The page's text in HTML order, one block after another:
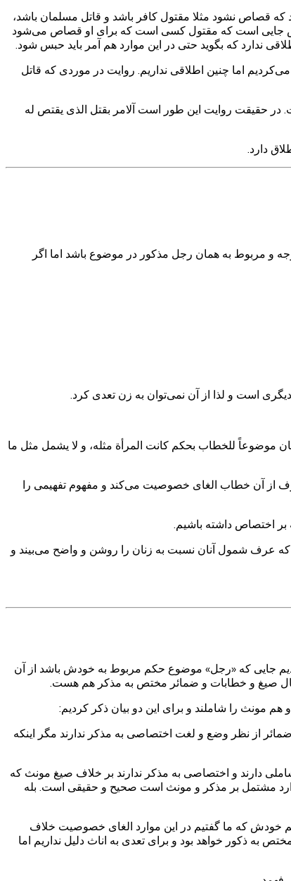
نشود مثلا مقتول کافر باشد و قاتل مسلمان باشد،
حبس جایی است که مقتول کسی است که برای او قصاص می‌شود
که بگوید حتی در این موارد هم آمر باید حبس شود.
اما چنین اطلاقی نداریم. روایت در موردی که قاتل
حقیقت روایت این طور است آلامر بقتل الذی یقتص له
دارد.
و مربوط به همان رجل مذکور در موضوع باشد اما اگر
است و لذا از آن نمی‌توان به زن تعدی کرد.
موضوعاً للخطاب بحكم كانت المرأة مثله، و لا يشمل مثل ما
از آن خطاب الغای خصوصیت می‌کند و مفهوم تفهیمی را
اختصاص داشته باشیم.
عرف شمول آنان نسبت به زنان را روشن و واضح می‌بیند و
جایی که «رجل» موضوع حکم مربوط به خودش باشد از آن
صیغ و خطابات و ضمائر مختص به مذکر هم هست.
مونث را شاملند و برای این دو بیان ذکر کردیم:
از نظر وضع و لغت اختصاصی به مذکر ندارند مگر اینکه
دارند و اختصاصی به مذکر ندارند بر خلاف صیغ مونث که
مشتمل بر مذکر و مونث است صحیح و حقیقی است. بله
خودش که ما گفتیم در این موارد الغای خصوصیت خلاف
ذکور خواهد بود و برای تعدی به اناث دلیل نداریم اما